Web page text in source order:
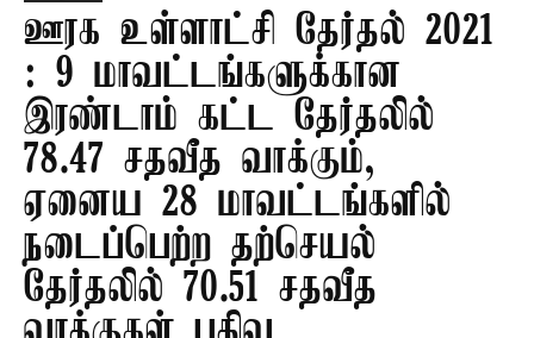
ஊரக உள்ளாட்சி தேர்தல் 2021
: 9 மாவட்டங்களுக்கான
இரண்டாம் கட்ட தேர்தலில்
78.47 சதவீத வாக்கும்,
ஏனைய 28 மாவட்டங்களில்
நடைப்பெற்ற தற்செயல்
தேர்தலில் 70.51 சதவீத